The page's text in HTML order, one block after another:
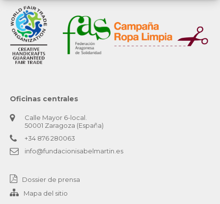
Oficinas centrales
Calle Mayor 6-local.
50001 Zaragoza (España)
+34 876 280063
info@fundacionisabelmartin.es
Dossier de prensa
Mapa del sitio